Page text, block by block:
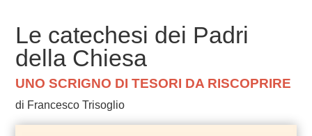
Le catechesi dei Padri
della Chiesa
UNO SCRIGNO DI TESORI DA RISCOPRIRE
di Francesco Trisoglio